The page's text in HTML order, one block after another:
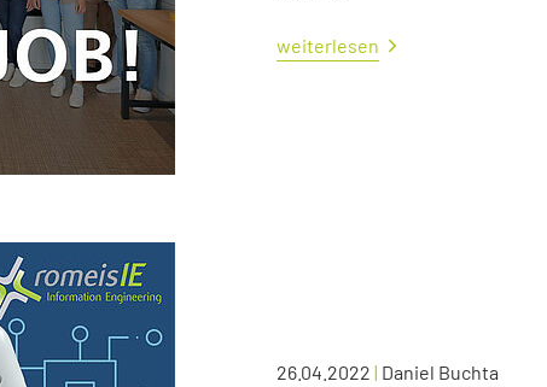
weiterlesen
26.04.2022 | Daniel Buchta